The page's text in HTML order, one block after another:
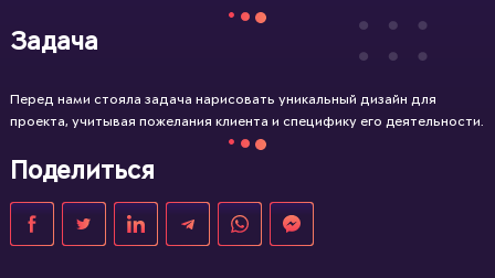
Задача
Перед нами стояла задача нарисовать уникальный дизайн для
проекта, учитывая пожелания клиента и специфику его деятельности.
Поделиться